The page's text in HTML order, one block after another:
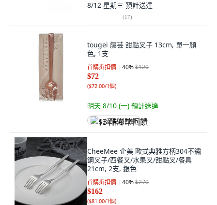
8/12 星期三 預計送達
(17)
tougei 籐芸 甜點叉子 13cm, 單一顏
色, 1支
首購折扣價 40%$120
$72
($72.00/1個)
明天 8/10 (一) 預計送達
$3 酷澎幣回饋
CheeMee 企美 歐式典雅方柄304不鏽
鋼叉子/西餐叉/水果叉/甜點叉/餐具
21cm, 2支, 銀色
首購折扣價 40%$270
$162
($81.00/1個)